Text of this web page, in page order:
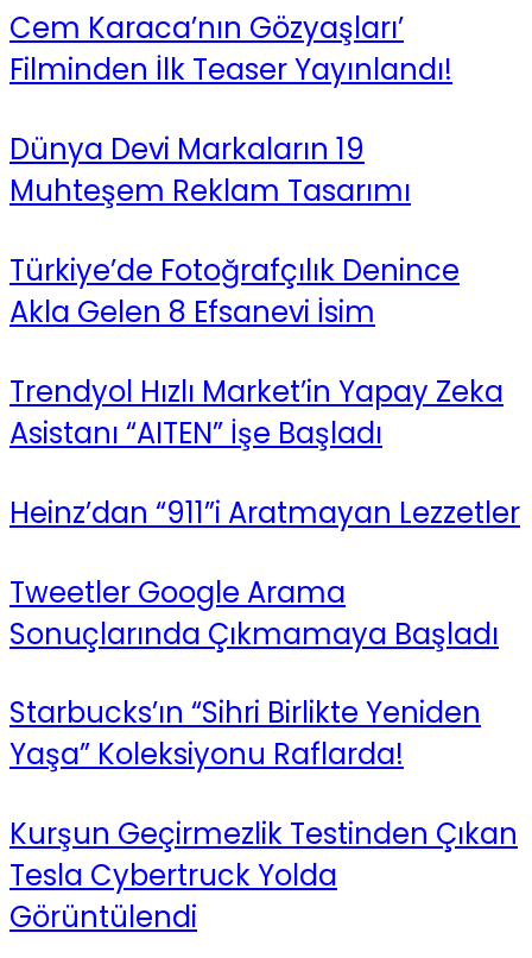
Cem Karaca’nın Gözyaşları’
Filminden İlk Teaser Yayınlandı!
Dünya Devi Markaların 19
Muhteşem Reklam Tasarımı
Türkiye’de Fotoğrafçılık Denince
Akla Gelen 8 Efsanevi İsim
Trendyol Hızlı Market’in Yapay Zeka
Asistanı “AITEN” İşe Başladı
Heinz’dan “911”i Aratmayan Lezzetler
Tweetler Google Arama
Sonuçlarında Çıkmamaya Başladı
Starbucks’ın “Sihri Birlikte Yeniden
Yaşa” Koleksiyonu Raflarda!
Kurşun Geçirmezlik Testinden Çıkan
Tesla Cybertruck Yolda
Görüntülendi